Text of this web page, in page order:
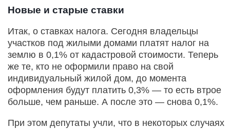
Новые и старые ставки
Итак, о ставках налога. Сегодня владельцы
участков под жилыми домами платят налог на
землю в 0,1% от кадастровой стоимости. Теперь
же те, кто не оформили право на свой
индивидуальный жилой дом, до момента
оформления будут платить 0,3% — то есть втрое
больше, чем раньше. А после это — снова 0,1%.
При этом депутаты учли, что в некоторых случаях